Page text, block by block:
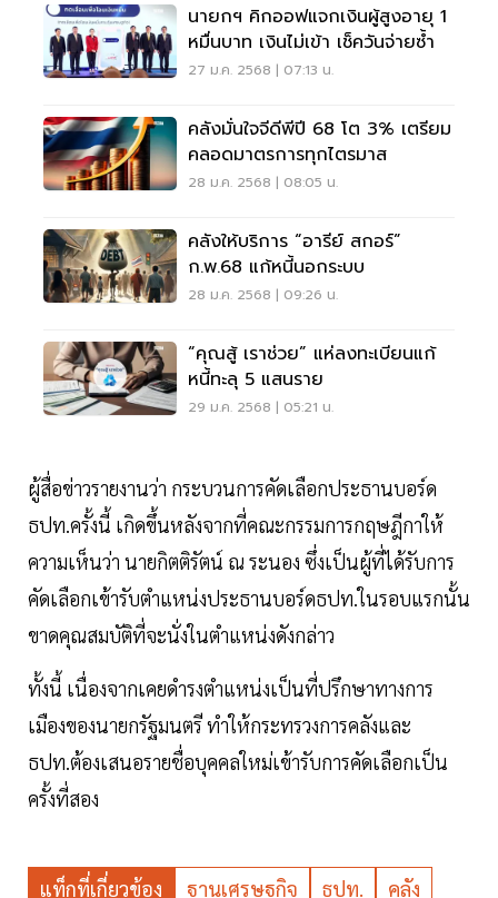
นายกฯ คิกออฟแจกเงินผู้สูงอายุ 1
หมื่นบาท เงินไม่เข้า เช็ควันจ่ายซ้ำ
27 ม.ค. 2568 | 07:13 น.
คลังมั่นใจจีดีพีปี 68 โต 3% เตรียม
คลอดมาตรการทุกไตรมาส
28 ม.ค. 2568 | 08:05 น.
คลังให้บริการ “อารีย์ สกอร์”
ก.พ.68 แก้หนี้นอกระบบ
28 ม.ค. 2568 | 09:26 น.
“คุณสู้ เราช่วย” แห่ลงทะเบียนแก้
หนี้ทะลุ 5 แสนราย
29 ม.ค. 2568 | 05:21 น.
ผู้สื่อข่าวรายงานว่า กระบวนการคัดเลือกประธานบอร์ด
ธปท.ครั้งนี้ เกิดขึ้นหลังจากที่คณะกรรมการกฤษฎีกาให้
ความเห็นว่า นายกิตติรัตน์ ณ ระนอง ซึ่งเป็นผู้ที่ได้รับการ
คัดเลือกเข้ารับตำแหน่งประธานบอร์ดธปท.ในรอบแรกนั้น
ขาดคุณสมบัติที่จะนั่งในตำแหน่งดังกล่าว
ทั้งนี้ เนื่องจากเคยดำรงตำแหน่งเป็นที่ปรึกษาทางการ
เมืองของนายกรัฐมนตรี ทำให้กระทรวงการคลังและ
ธปท.ต้องเสนอรายชื่อบุคคลใหม่เข้ารับการคัดเลือกเป็น
ครั้งที่สอง
แท็กที่เกี่ยวข้อง ฐานเศรษฐกิจ ธปท. คลัง